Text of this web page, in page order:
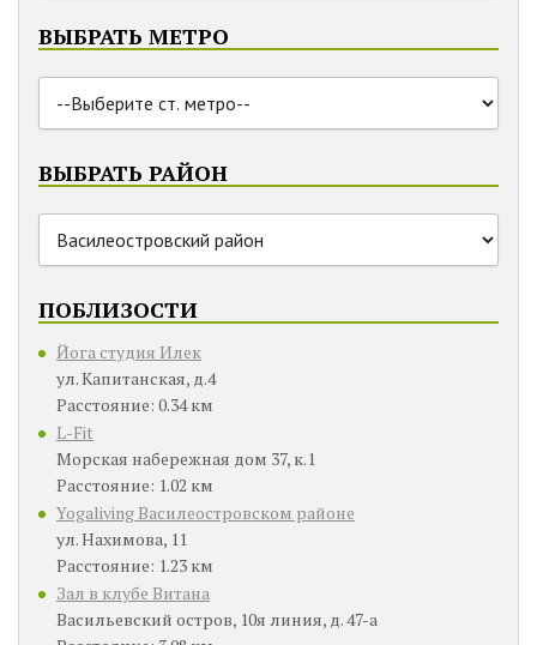
ВЫБРАТЬ МЕТРО
ВЫБРАТЬ РАЙОН
ПОБЛИЗОСТИ
Йога студия Илек
ул. Капитанская, д.4
Расстояние: 0.34 км
L-Fit
Морская набережная дом 37, к.1
Расстояние: 1.02 км
Yogaliving Василеостровском районе
ул. Нахимова, 11
Расстояние: 1.23 км
Зал в клубе Витана
Васильевский остров, 10я линия, д. 47-а